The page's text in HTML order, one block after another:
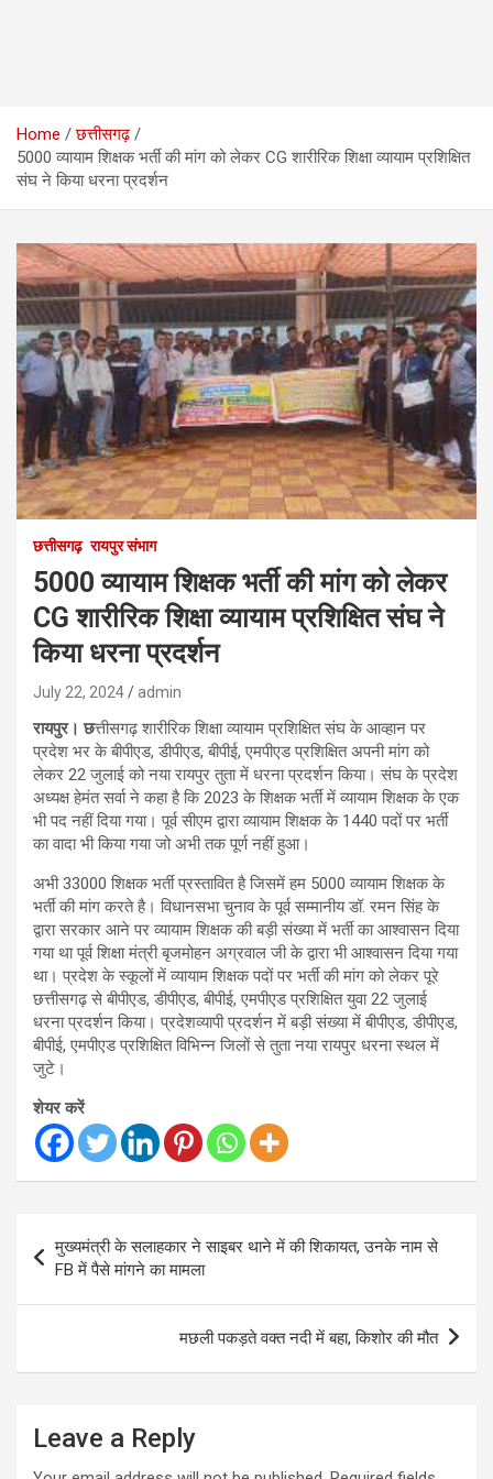
Home
छत्तीसगढ़
5000 व्यायाम शिक्षक भर्ती की मांग को लेकर CG शारीरिक शिक्षा व्यायाम प्रशिक्षित
संघ ने किया धरना प्रदर्शन
छत्तीसगढ़ रायपुर संभाग
5000 व्यायाम शिक्षक भर्ती की मांग को लेकर
CG शारीरिक शिक्षा व्यायाम प्रशिक्षित संघ ने
किया धरना प्रदर्शन
July 22, 2024 admin
रायपुर। छत्तीसगढ़ शारीरिक शिक्षा व्यायाम प्रशिक्षित संघ के आव्हान पर
प्रदेश भर के बीपीएड, डीपीएड, बीपीई, एमपीएड प्रशिक्षित अपनी मांग को
लेकर 22 जुलाई को नया रायपुर तुता में धरना प्रदर्शन किया। संघ के प्रदेश
अध्यक्ष हेमंत सर्वा ने कहा है कि 2023 के शिक्षक भर्ती में व्यायाम शिक्षक के एक
भी पद नहीं दिया गया। पूर्व सीएम द्वारा व्यायाम शिक्षक के 1440 पदों पर भर्ती
का वादा भी किया गया जो अभी तक पूर्ण नहीं हुआ।
अभी 33000 शिक्षक भर्ती प्रस्तावित है जिसमें हम 5000 व्यायाम शिक्षक के
भर्ती की मांग करते है। विधानसभा चुनाव के पूर्व सम्मानीय डॉ. रमन सिंह के
द्वारा सरकार आने पर व्यायाम शिक्षक की बड़ी संख्या में भर्ती का आश्वासन दिया
गया था पूर्व शिक्षा मंत्री बृजमोहन अग्रवाल जी के द्वारा भी आश्वासन दिया गया
था। प्रदेश के स्कूलों में व्यायाम शिक्षक पदों पर भर्ती की मांग को लेकर पूरे
छत्तीसगढ़ से बीपीएड, डीपीएड, बीपीई, एमपीएड प्रशिक्षित युवा 22 जुलाई
धरना प्रदर्शन किया। प्रदेशव्यापी प्रदर्शन में बड़ी संख्या में बीपीएड, डीपीएड,
बीपीई, एमपीएड प्रशिक्षित विभिन्न जिलों से तुता नया रायपुर धरना स्थल में
जुटे।
शेयर करें
navigation
मुख्यमंत्री के सलाहकार ने साइबर थाने में की शिकायत, उनके नाम से
FB में पैसे मांगने का मामला
मछली पकड़ते वक्त नदी में बहा, किशोर की मौत
Leave a Reply